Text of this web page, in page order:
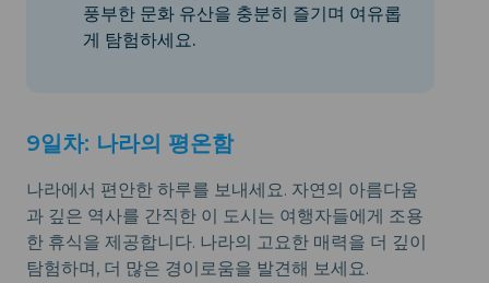
풍부한 문화 유산을 충분히 즐기며 여유롭
게 탐험하세요.
9일차: 나라의 평온함
나라에서 편안한 하루를 보내세요. 자연의 아름다움
과 깊은 역사를 간직한 이 도시는 여행자들에게 조용
한 휴식을 제공합니다. 나라의 고요한 매력을 더 깊이
탐험하며, 더 많은 경이로움을 발견해 보세요.